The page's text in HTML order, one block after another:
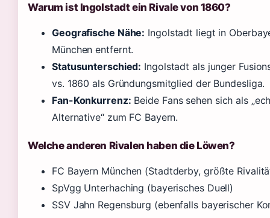
Warum ist Ingolstadt ein Rivale von 1860?
Geografische Nähe: Ingolstadt liegt in
München entfernt.
Statusunterschied: Ingolstadt als junger
vs. 1860 als Gründungsmitglied der Bundesliga.
Fan-Konkurrenz: Beide Fans sehen sich als
Alternative“ zum FC Bayern.
Welche anderen Rivalen haben die Löwen?
FC Bayern München (Stadtderby, größte
SpVgg Unterhaching (bayerisches Duell)
SSV Jahn Regensburg (ebenfalls bayerischer